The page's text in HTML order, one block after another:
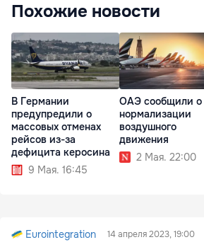
Похожие новости
В Германии
предупредили о
массовых отменах
рейсов из-за
дефицита керосина
9 Мая. 16:45
ОАЭ сообщили о
нормализации
воздушного
движения
2 Мая. 22:00
Eurointegration 14 апреля 2023, 19:00